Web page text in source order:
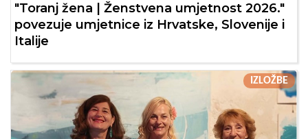
"Toranj žena | Ženstvena umjetnost 2026."
povezuje umjetnice iz Hrvatske, Slovenije i
Italije
IZLOŽBE